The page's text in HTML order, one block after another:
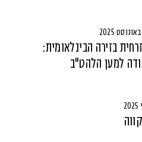
בזירה הבינלאומית:
למען הלהט"ב